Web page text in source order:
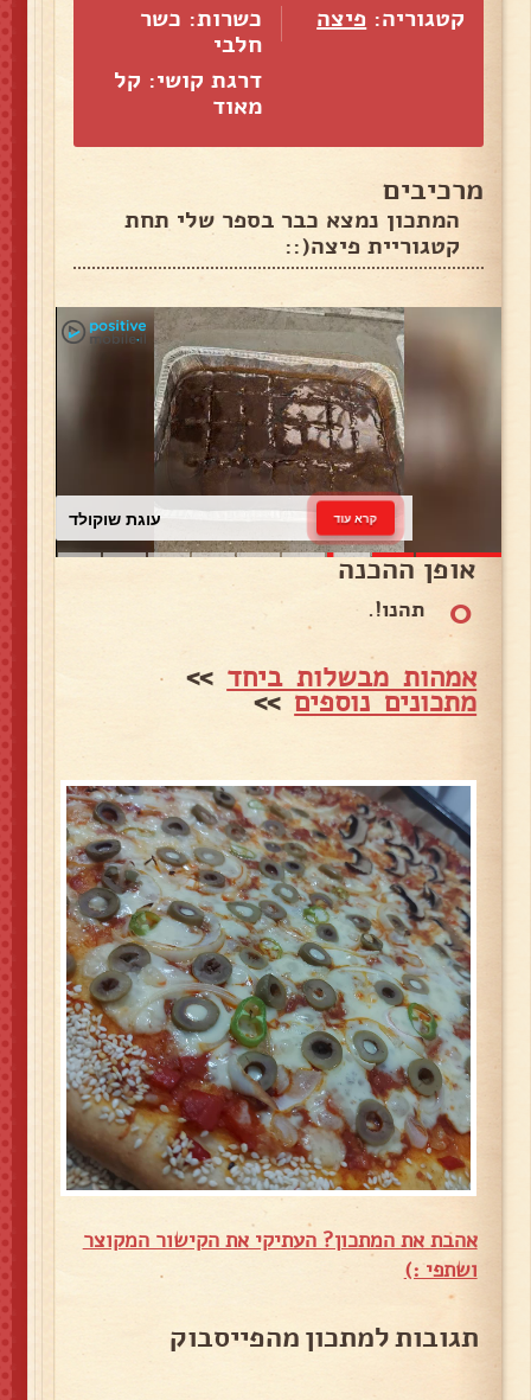
קטגוריה: פיצה
כשרות: כשר
חלבי
דרגת קושי: קל
מאוד
מרכיבים
המתכון נמצא כבר בספר שלי תחת
קטגוריית פיצה(::
עוגת שוקולד קרא עוד
אופן ההכנה
0 תהנו!.
אמהות מבשלות ביחד >>
מתכונים נוספים>>
אהבת את המתכון? העתיקי את הקישור המקוצר
ושתפי :)
תגובות למתכון מהפייסבוק